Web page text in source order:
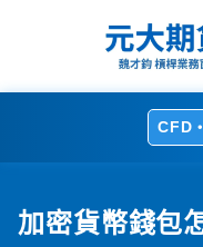
CFD
加密貨幣錢包